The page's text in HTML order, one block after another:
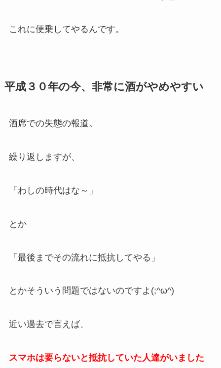
これに便乗してやるんです。
平成３０年の今、非常に酒がやめやすい
酒席での失態の報道。
繰り返しますが、
「わしの時代はな～」
とか
「最後までその流れに抵抗してやる」
とかそういう問題ではないのですよ(;^ω^)
近い過去で言えば、
スマホは要らないと抵抗していた人達がいました